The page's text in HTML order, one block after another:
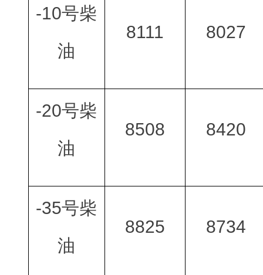
-10号柴
油
8111 8027
-20号柴
油
8508 8420
-35号柴
油
8825 8734